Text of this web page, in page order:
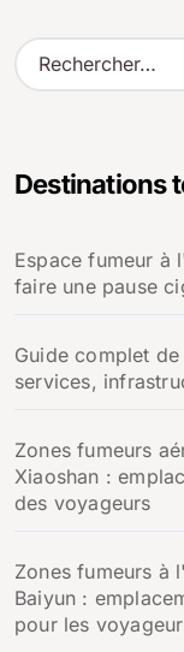
R
e
r
e
r
Destinations
Espace fumeur à
faire une pause
Guide complet
services,
Zones fumeurs
Xiaoshan :
des voyageurs
Zones fumeurs à
Baiyun :
pour les